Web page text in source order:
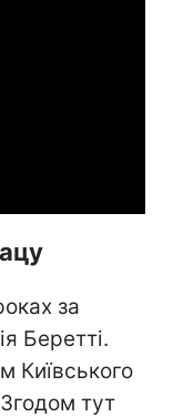
за
Беретті.
Київського
тут